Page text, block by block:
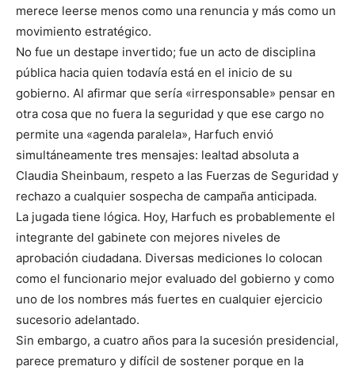
merece leerse menos como una renuncia y más como un
movimiento estratégico.
No fue un destape invertido; fue un acto de disciplina
pública hacia quien todavía está en el inicio de su
gobierno. Al afirmar que sería «irresponsable» pensar en
otra cosa que no fuera la seguridad y que ese cargo no
permite una «agenda paralela», Harfuch envió
simultáneamente tres mensajes: lealtad absoluta a
Claudia Sheinbaum, respeto a las Fuerzas de Seguridad y
rechazo a cualquier sospecha de campaña anticipada.
La jugada tiene lógica. Hoy, Harfuch es probablemente el
integrante del gabinete con mejores niveles de
aprobación ciudadana. Diversas mediciones lo colocan
como el funcionario mejor evaluado del gobierno y como
uno de los nombres más fuertes en cualquier ejercicio
sucesorio adelantado.
Sin embargo, a cuatro años para la sucesión presidencial,
parece prematuro y difícil de sostener porque en la